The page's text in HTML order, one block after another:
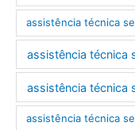
assistência técnica
assistência técnica
assistência técnica
assistência técnica